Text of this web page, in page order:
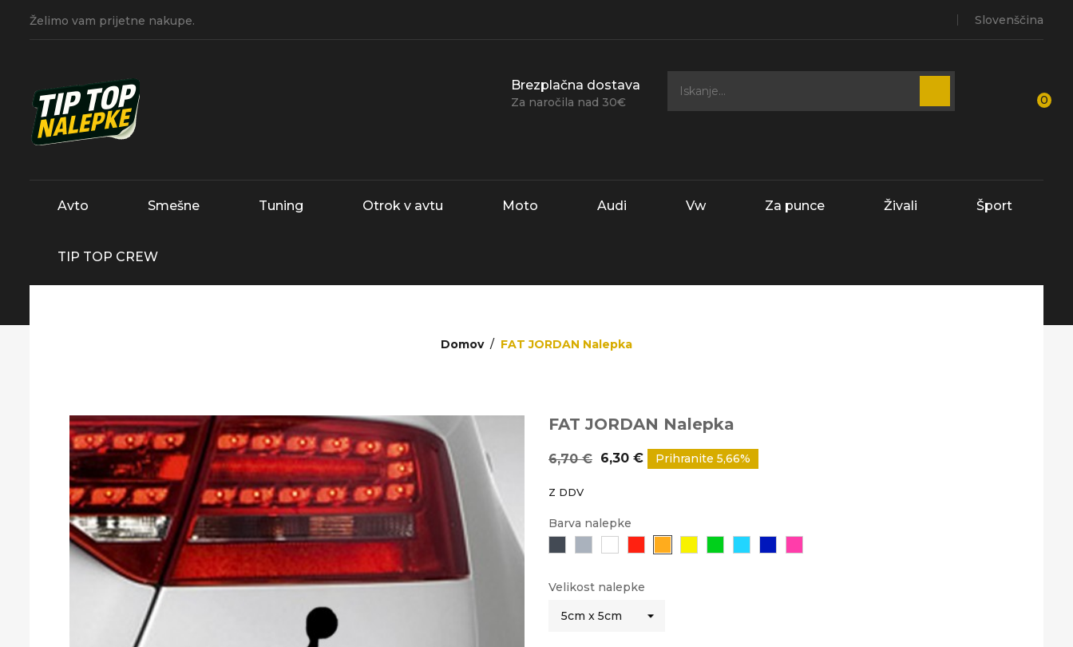
Želimo vam prijetne nakupe. Slovenščina
0
Brezplačna dostava
Za naročila nad 30€
Avto Smešne Tuning Otrok v avtu Moto Audi Vw Za punce Živali Šport
TIP TOP CREW
Domov FAT JORDAN Nalepka
FAT JORDAN Nalepka
6,70 € 6,30 € Prihranite 5,66%
Z DDV
Barva nalepke
modra
Velikost nalepke